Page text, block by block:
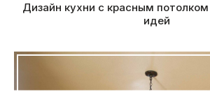
Дизайн кухни с красным
идей